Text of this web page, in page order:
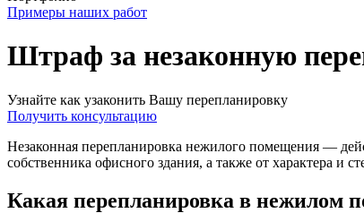
Примеры наших работ
Штраф за незаконную
Узнайте как узаконить Вашу перепланировку
Получить консультацию
Незаконная перепланировка нежилого помещения —
собственника офисного здания, а также от характера и
Какая перепланировка в нежилом